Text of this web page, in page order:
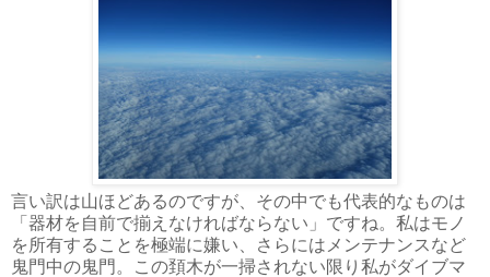
言い訳は山ほどあるのですが、その中でも代表的なものは
「器材を自前で揃えなければならない」ですね。私はモノ
を所有することを極端に嫌い、さらにはメンテナンスなど
鬼門中の鬼門。この頚木が一掃されない限り私がダイブマ